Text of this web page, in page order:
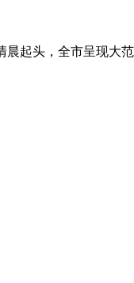
头，全市呈现大范